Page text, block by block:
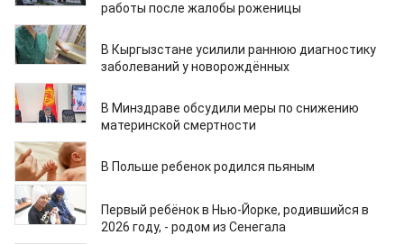
работы после жалобы роженицы
17.04.2026
В Кыргызстане усилили раннюю диагностику
заболеваний у новорождённых
05.03.2026
В Минздраве обсудили меры по снижению
материнской смертности
12.01.2026
В Польше ребенок родился пьяным
05.01.2026
Первый ребёнок в Нью-Йорке, родившийся в
2026 году, - родом из Сенегала